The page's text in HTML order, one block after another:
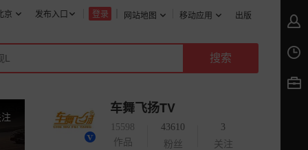
网站地图 移动应用 出版
登录
发布入口
京
车舞飞扬TV
15598
作品
43610
粉丝
3
关注